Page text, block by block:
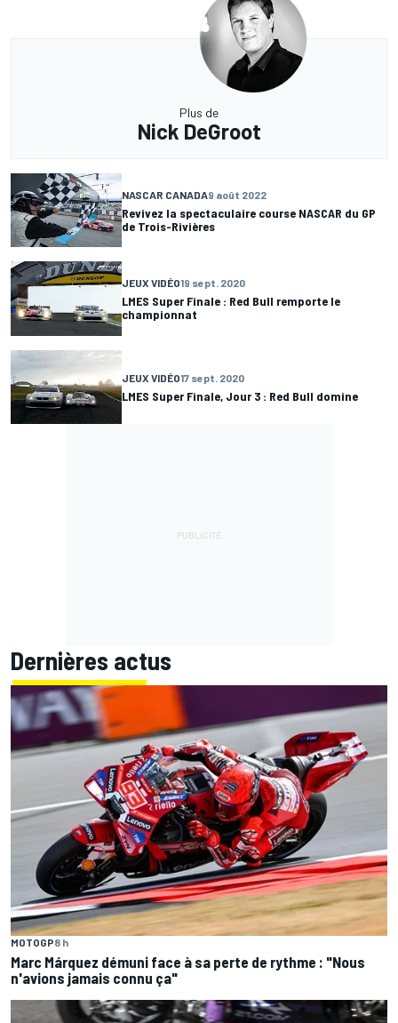
Plus de
Nick DeGroot
NASCAR CANADA9 août 2022
Revivez la spectaculaire course NASCAR du GP
de Trois-Rivières
JEUX VIDÉO19 sept. 2020
LMES Super Finale : Red Bull remporte le
championnat
JEUX VIDÉO17 sept. 2020
LMES Super Finale, Jour 3 : Red Bull domine
Dernières actus
MOTOGP8 h
Marc Márquez démuni face à sa perte de rythme : "Nous
n'avions jamais connu ça"